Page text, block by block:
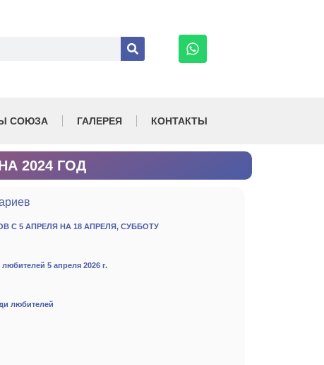
СОЮЗА ГАЛЕРЕЯ КОНТАКТЫ
2024 ГОД
С 5 АПРЕЛЯ НА 18 АПРЕЛЯ, СУББОТУ
5 апреля 2026 г.
любителей